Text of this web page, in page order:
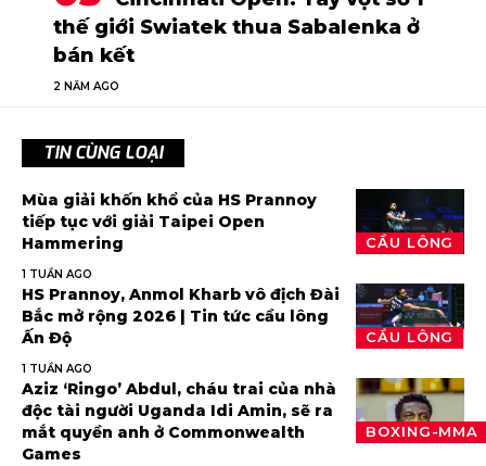
thế giới Swiatek thua Sabalenka ở
bán kết
2 NĂM AGO
TIN CÙNG LOẠI
CẦU LÔNG
Mùa giải khốn khổ của HS Prannoy
tiếp tục với giải Taipei Open
Hammering
1 TUẦN AGO
CẦU LÔNG
HS Prannoy, Anmol Kharb vô địch Đài
Bắc mở rộng 2026 | Tin tức cầu lông
Ấn Độ
1 TUẦN AGO
BOXING-MMA
Aziz ‘Ringo’ Abdul, cháu trai của nhà
độc tài người Uganda Idi Amin, sẽ ra
mắt quyền anh ở Commonwealth
Games